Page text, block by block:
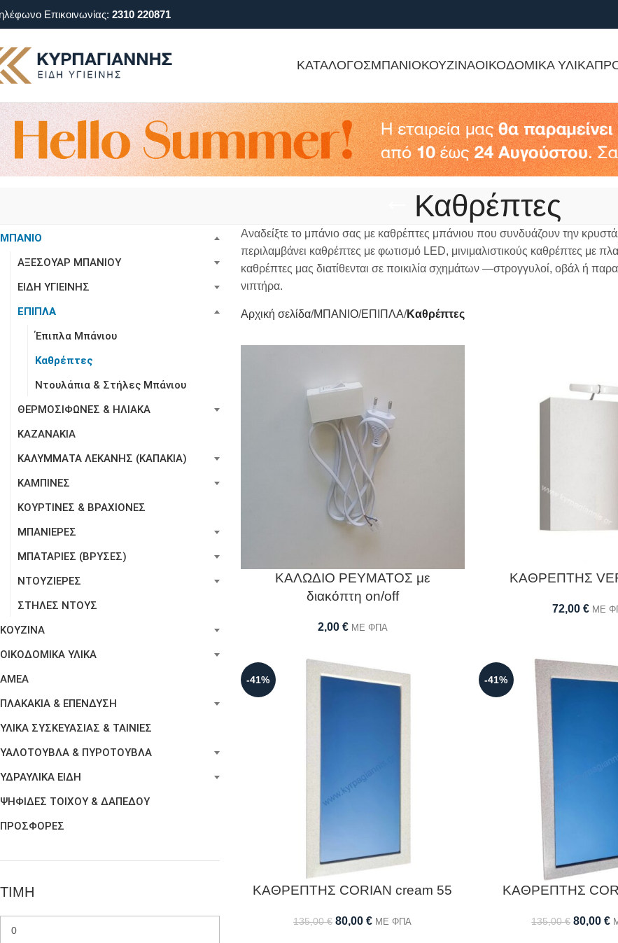
Επικοινωνίας: 2310 220871
ΚΑΤΑΛΟΓΟΣΜΠΑΝΙΟΚΟΥΖΙΝΑΟΙΚΟΔΟΜΙΚΑ ΥΛΙΚΑ
Καθρέπτες
ΜΠΑΝΙΟ
ΑΞΕΣΟΥΑΡ ΜΠΑΝΙΟΥ
ΕΙΔΗ ΥΓΙΕΙΝΗΣ
ΕΠΙΠΛΑ
Έπιπλα Μπάνιου
Καθρέπτες
Ντουλάπια & Στήλες Μπάνιου
ΘΕΡΜΟΣΙΦΩΝΕΣ & ΗΛΙΑΚΑ
ΚΑΖΑΝΑΚΙΑ
ΚΑΛΥΜΜΑΤΑ ΛΕΚΑΝΗΣ (ΚΑΠΑΚΙΑ)
ΚΑΜΠΙΝΕΣ
ΚΟΥΡΤΙΝΕΣ & ΒΡΑΧΙΟΝΕΣ
ΜΠΑΝΙΕΡΕΣ
ΜΠΑΤΑΡΙΕΣ (ΒΡΥΣΕΣ)
ΝΤΟΥΖΙΕΡΕΣ
ΣΤΗΛΕΣ ΝΤΟΥΣ
ΚΟΥΖΙΝΑ
ΟΙΚΟΔΟΜΙΚΑ ΥΛΙΚΑ
ΑΜΕΑ
ΠΛΑΚΑΚΙΑ & ΕΠΕΝΔΥΣΗ
ΥΛΙΚΑ ΣΥΣΚΕΥΑΣΙΑΣ & ΤΑΙΝΙΕΣ
ΥΑΛΟΤΟΥΒΛΑ & ΠΥΡΟΤΟΥΒΛΑ
ΥΔΡΑΥΛΙΚΑ ΕΙΔΗ
ΨΗΦΙΔΕΣ ΤΟΙΧΟΥ & ΔΑΠΕΔΟΥ
ΠΡΟΣΦΟΡΕΣ
ΤΙΜΗ
Αναδείξτε το μπάνιο σας με καθρέπτες μπάνιου που συνδυάζουν την
περιλαμβάνει καθρέπτες με φωτισμό LED, μινιμαλιστικούς καθρέπτες με
καθρέπτες μας διατίθενται σε ποικιλία σχημάτων —στρογγυλοί, οβάλ ή
νιπτήρα.
Αρχική σελίδα ΜΠΑΝΙΟ ΕΠΙΠΛΑ Καθρέπτες
ΚΑΛΩΔΙΟ ΡΕΥΜΑΤΟΣ με
διακόπτη on/off
2,00 € ΜΕ ΦΠΑ
ΚΑΘΡΕΠΤΗΣ
72,00€ ΜΕ
-41%
ΚΑΘΡΕΠΤΗΣ CORIAN cream 55
135,00€ 80,00€ ΜΕ ΦΠΑ
-41%
ΚΑΘΡΕΠΤΗΣ
135,00€ 80,00€